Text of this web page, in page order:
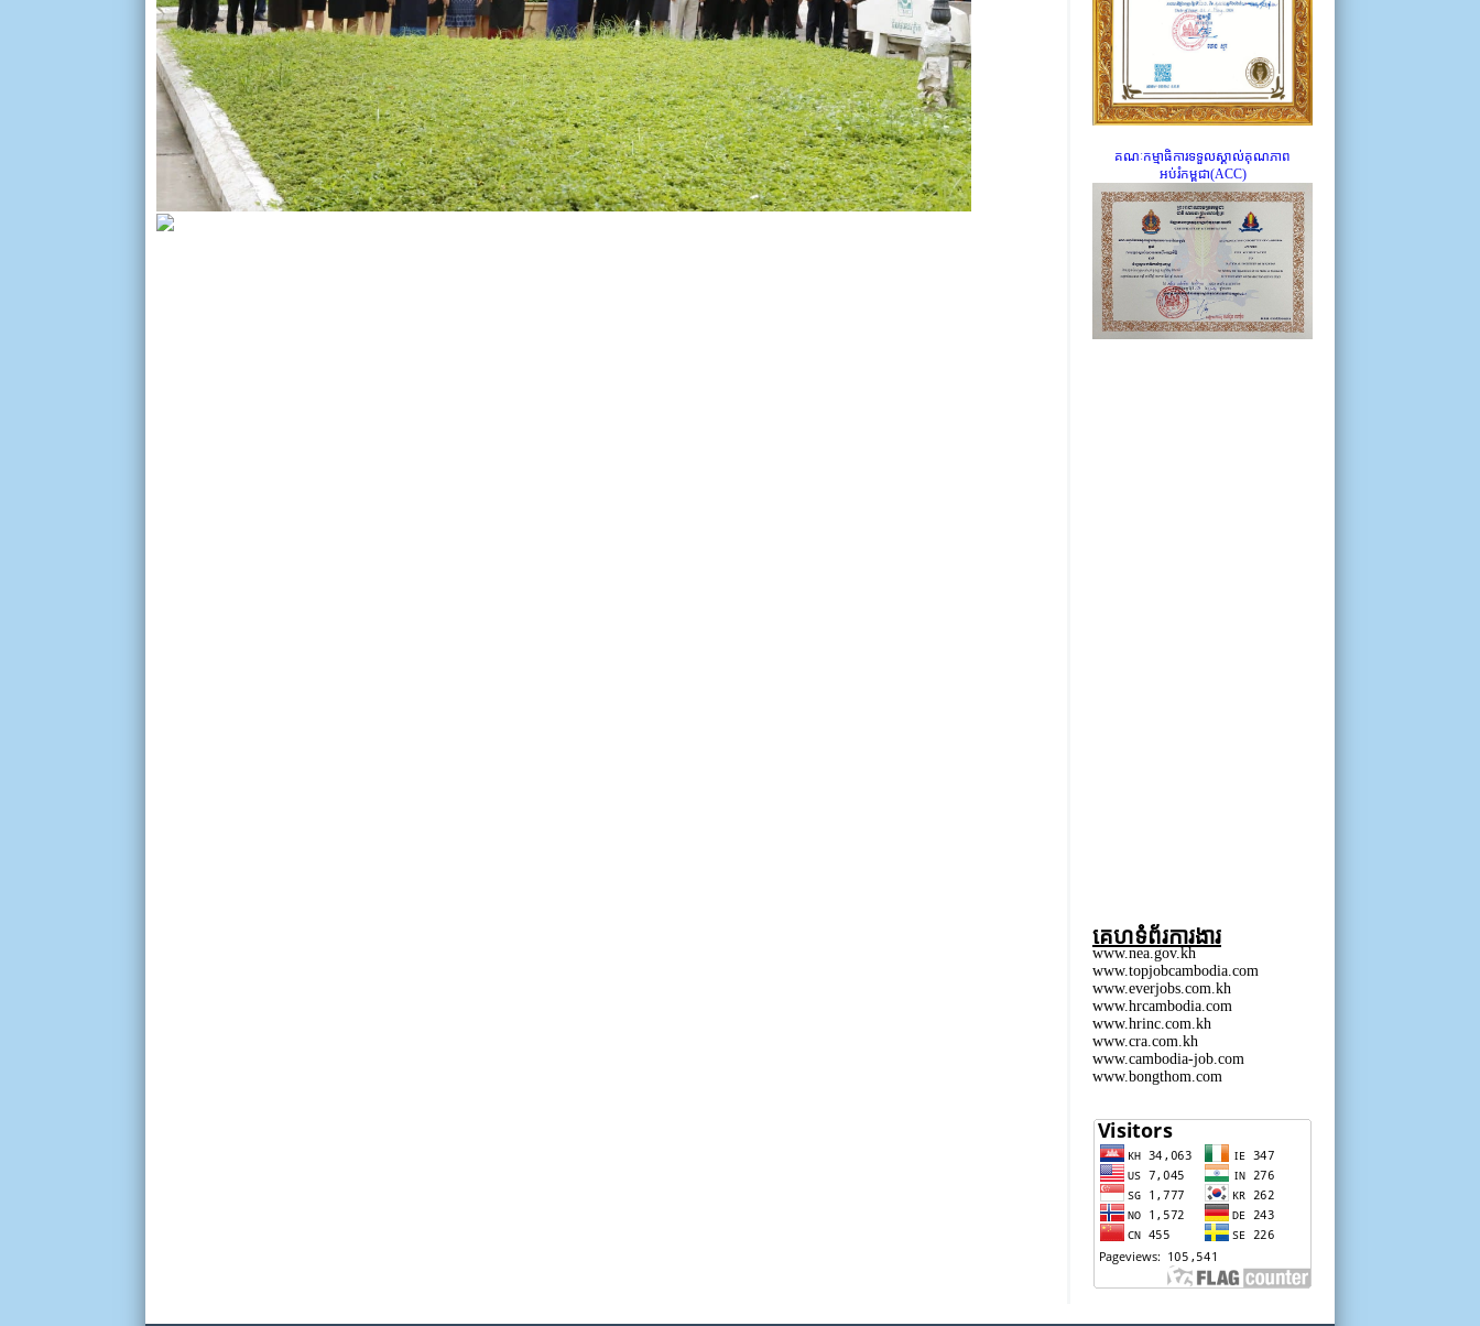
គណៈកម្មាធិការទទួលស្គាល់គុណភាព
អប់រំកម្ពុជា(ACC)
គេហទំព័រការងារ
www.nea.gov.kh
www.topjobcambodia.com
www.everjobs.com.kh
www.hrcambodia.com
www.hrinc.com.kh
www.cra.com.kh
www.cambodia-job.com
www.bongthom.com